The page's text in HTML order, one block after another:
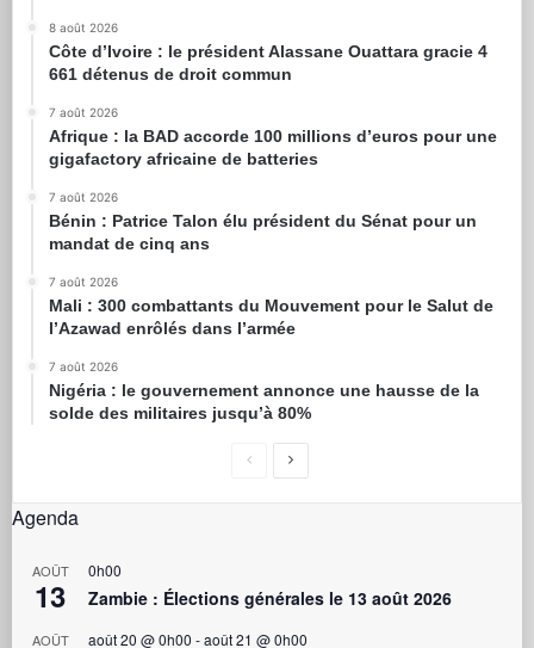
8 août 2026
Côte d’Ivoire : le président Alassane Ouattara gracie 4
661 détenus de droit commun
7 août 2026
Afrique : la BAD accorde 100 millions d’euros pour une
gigafactory africaine de batteries
7 août 2026
Bénin : Patrice Talon élu président du Sénat pour un
mandat de cinq ans
7 août 2026
Mali : 300 combattants du Mouvement pour le Salut de
l’Azawad enrôlés dans l’armée
7 août 2026
Nigéria : le gouvernement annonce une hausse de la
solde des militaires jusqu’à 80%
Agenda
AOÛT
13
0h00
Zambie : Élections générales le 13 août 2026
AOÛT août 20 @ 0h00 -août 21 @ 0h00